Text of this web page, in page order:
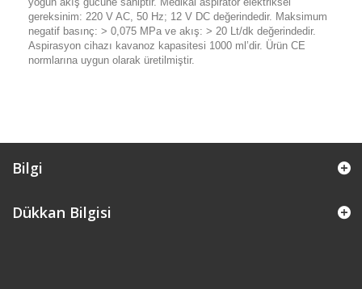
gereksinim: 220 V AC, 50 Hz; 12 V DC değerindedir. Maksimum
negatif basınç: > 0,075 MPa ve akış: > 20 Lt/dk değerindedir.
Aspirasyon cihazı kavanoz kapasitesi 1000 ml’dir. Ürün CE
normlarına uygun olarak üretilmiştir.
Bilgi
Dükkan Bilgisi